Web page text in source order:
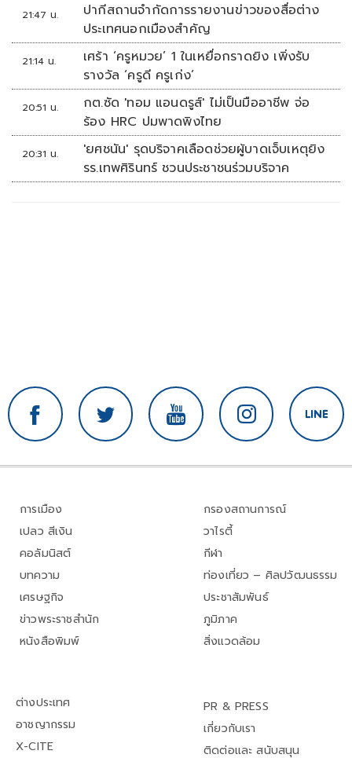
21:47 น.
ปากีสถานจำกัดการรายงานข่าวของสื่อต่าง
ประเทศนอกเมืองสำคัญ
21:14 น.
เศร้า ‘ครูหมวย’ 1 ในเหยื่อกราดยิง เพิ่งรับ
รางวัล ‘ครูดี ครูเก่ง’
20:51 น.
กต.ซัด 'ทอม แอนดรูส์' ไม่เป็นมืออาชีพ จ่อ
ร้อง HRC ปมพาดพิงไทย
20:31 น.
'ยศชนัน' รุดบริจาคเลือดช่วยผู้บาดเจ็บเหตุยิง
รร.เทพศิรินทร์ ชวนประชาชนร่วมบริจาค
การเมือง
เปลว สีเงิน
คอลัมนิสต์
บทความ
เศรษฐกิจ
ข่าวพระราชสำนัก
หนังสือพิมพ์
กรองสถานการณ์
วาไรตี้
กีฬา
ท่องเที่ยว – ศิลปวัฒนธรรม
ประชาสัมพันธ์
ภูมิภาค
สิ่งแวดล้อม
ต่างประเทศ
อาชญากรรม
X-CITE
PR & PRESS
เกี่ยวกับเรา
ติดต่อและ สนับสนุน